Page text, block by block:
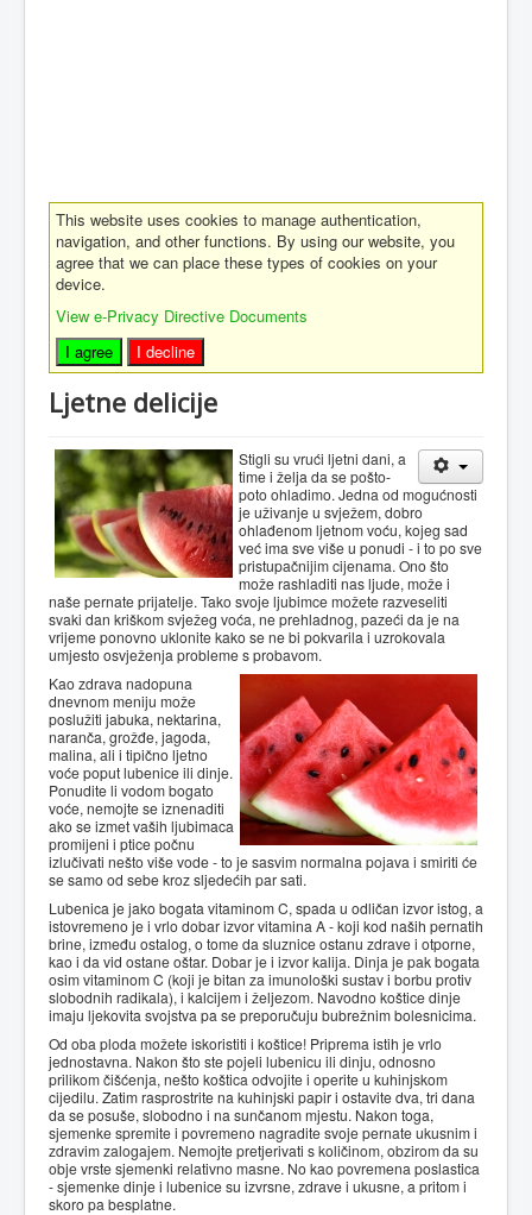
This website uses cookies to manage authentication,
navigation, and other functions. By using our website, you
agree that we can place these types of cookies on your
device.
View e-Privacy Directive Documents
I agree
I decline
Ljetne delicije
Stigli su vrući ljetni dani, a
time i želja da se pošto-
poto ohladimo. Jedna od mogućnosti
je uživanje u svježem, dobro
ohlađenom ljetnom voću, kojeg sad
već ima sve više u ponudi - i to po sve
pristupačnijim cijenama. Ono što
može rashladiti nas ljude, može i
naše pernate prijatelje. Tako svoje ljubimce možete razveseliti
svaki dan kriškom svježeg voća, ne prehladnog, pazeći da je na
vrijeme ponovno uklonite kako se ne bi pokvarila i uzrokovala
umjesto osvježenja probleme s probavom.
Kao zdrava nadopuna
dnevnom meniju može
poslužiti jabuka, nektarina,
naranča, grožđe, jagoda,
malina, ali i tipično ljetno
voće poput lubenice ili dinje.
Ponudite li vodom bogato
voće, nemojte se iznenaditi
ako se izmet vaših ljubimaca
promijeni i ptice počnu
izlučivati nešto više vode - to je sasvim normalna pojava i smiriti će
se samo od sebe kroz sljedećih par sati.
Lubenica je jako bogata vitaminom C, spada u odličan izvor istog, a
istovremeno je i vrlo dobar izvor vitamina A - koji kod naših pernatih
brine, između ostalog, o tome da sluznice ostanu zdrave i otporne,
kao i da vid ostane oštar. Dobar je i izvor kalija. Dinja je pak bogata
osim vitaminom C (koji je bitan za imunološki sustav i borbu protiv
slobodnih radikala), i kalcijem i željezom. Navodno koštice dinje
imaju ljekovita svojstva pa se preporučuju bubrežnim bolesnicima.
Od oba ploda možete iskoristiti i koštice! Priprema istih je vrlo
jednostavna. Nakon što ste pojeli lubenicu ili dinju, odnosno
prilikom čišćenja, nešto koštica odvojite i operite u kuhinjskom
cijedilu. Zatim rasprostrite na kuhinjski papir i ostavite dva, tri dana
da se posuše, slobodno i na sunčanom mjestu. Nakon toga,
sjemenke spremite i povremeno nagradite svoje pernate ukusnim i
zdravim zalogajem. Nemojte pretjerivati s količinom, obzirom da su
obje vrste sjemenki relativno masne. No kao povremena poslastica
- sjemenke dinje i lubenice su izvrsne, zdrave i ukusne, a pritom i
skoro pa besplatne.